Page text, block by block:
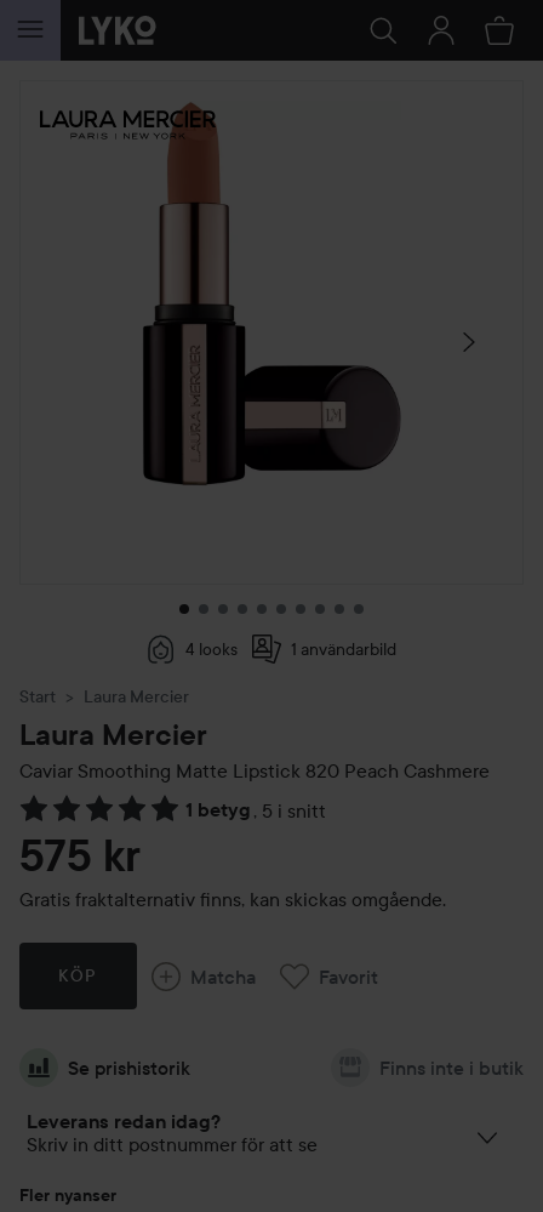
HOPPA TILL INNEHÅLLET
HOPPA ÖVER SEKTIONEN
4 looks 1 användarbild
Start Laura Mercier
Laura Mercier
Caviar Smoothing Matte Lipstick 820 Peach Cashmere
1 betyg , 5 i snitt
Hoppa till Betyg & kommentarer
575 kr
Gratis fraktalternativ finns, kan skickas omgående.
KÖP Matcha Favorit
Se prishistorik Finns inte i butik
Leverans redan idag?
Skriv in ditt postnummer för att se
Fler nyanser